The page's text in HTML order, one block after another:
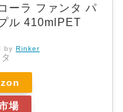
ーラ ファンタ パ
ル 410mlPET
by Rinker
場